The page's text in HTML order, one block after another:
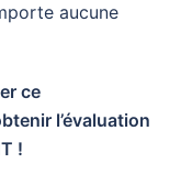
aucune
ce
l’évaluation
!